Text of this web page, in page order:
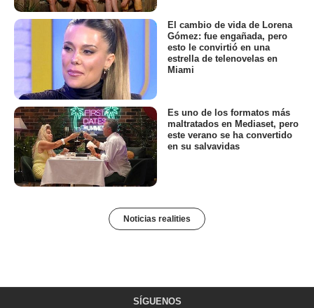
El cambio de vida de Lorena
Gómez: fue engañada, pero
esto le convirtió en una
estrella de telenovelas en
Miami
Es uno de los formatos más
maltratados en Mediaset, pero
este verano se ha convertido
en su salvavidas
Noticias realities
SÍGUENOS